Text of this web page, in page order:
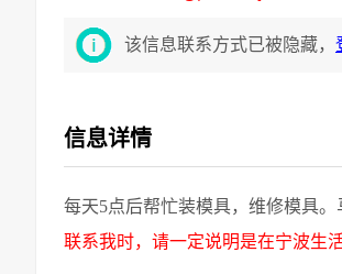
该信息联系方式已被隐藏，
信息详情
每天5点后帮忙装模具，维修模具。
联系我时，请一定说明是在宁波生